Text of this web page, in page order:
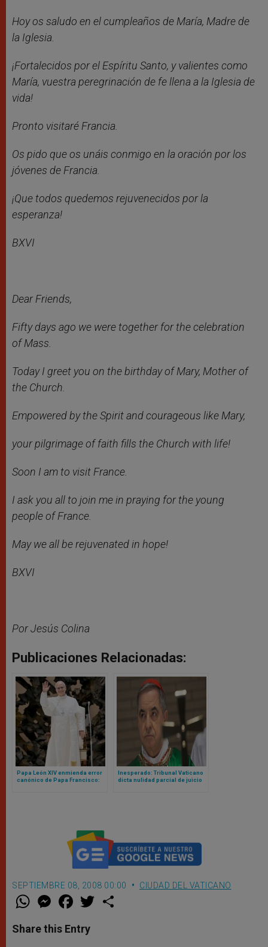
Hoy os saludo en el cumpleaños de María, Madre de
la Iglesia.
¡Fortalecidos por el Espíritu Santo, y valientes como
María, vuestra peregrinación de fe llena a la Iglesia de
vida!
Pronto visitaré Francia.
Os pido que os unáis conmigo en la oración por los
jóvenes de Francia.
¡Que todos quedemos rejuvenecidos por la
esperanza!
BXVI
Dear Friends,
Fifty days ago we were together for the celebration
of Mass.
Today I greet you on the birthday of Mary, Mother of
the Church.
Empowered by the Spirit and courageous like Mary,
your pilgrimage of faith fills the Church with life!
Soon I am to visit France.
I ask you all to join me in praying for the young
people of France.
May we all be rejuvenated in hope!
BXVI
Por Jesús Colina
Publicaciones Relacionadas:
Papa León XIV enmienda error
canónico de Papa Francisco:
Inesperado: Tribunal Vaticano
dicta nulidad parcial de juicio
SEPTIEMBRE 08, 2008 00:00 CIUDAD DEL VATICANO
W
t
s
M
e
s
e
F
a
e
b
w
Share this Entry